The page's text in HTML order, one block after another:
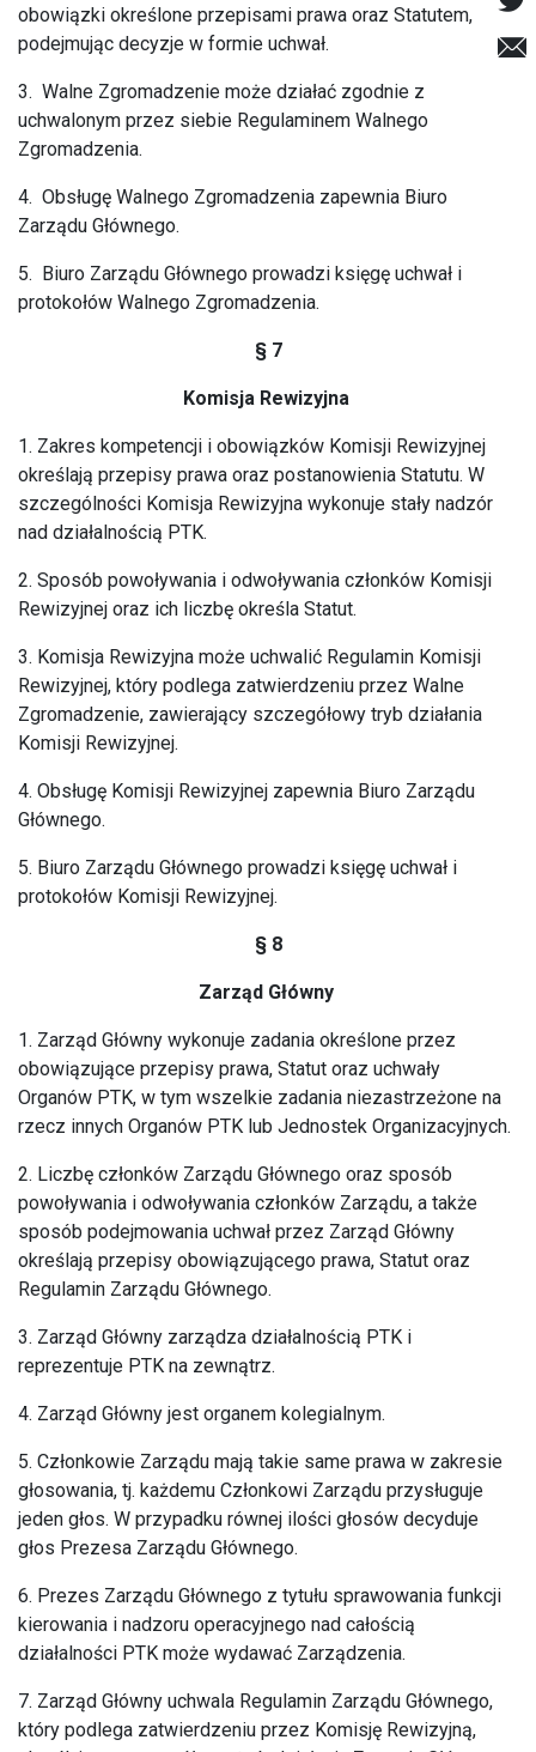
obowiązki określone przepisami prawa oraz Statutem,
podejmując decyzje w formie uchwał.
3. Walne Zgromadzenie może działać zgodnie z
uchwalonym przez siebie Regulaminem Walnego
Zgromadzenia.
4. Obsługę Walnego Zgromadzenia zapewnia Biuro
Zarządu Głównego.
5. Biuro Zarządu Głównego prowadzi księgę uchwał i
protokołów Walnego Zgromadzenia.
§ 7
Komisja Rewizyjna
1. Zakres kompetencji i obowiązków Komisji Rewizyjnej
określają przepisy prawa oraz postanowienia Statutu. W
szczególności Komisja Rewizyjna wykonuje stały nadzór
nad działalnością PTK.
2. Sposób powoływania i odwoływania członków Komisji
Rewizyjnej oraz ich liczbę określa Statut.
3. Komisja Rewizyjna może uchwalić Regulamin Komisji
Rewizyjnej, który podlega zatwierdzeniu przez Walne
Zgromadzenie, zawierający szczegółowy tryb działania
Komisji Rewizyjnej.
4. Obsługę Komisji Rewizyjnej zapewnia Biuro Zarządu
Głównego.
5. Biuro Zarządu Głównego prowadzi księgę uchwał i
protokołów Komisji Rewizyjnej.
§ 8
Zarząd Główny
1. Zarząd Główny wykonuje zadania określone przez
obowiązujące przepisy prawa, Statut oraz uchwały
Organów PTK, w tym wszelkie zadania niezastrzeżone na
rzecz innych Organów PTK lub Jednostek Organizacyjnych.
2. Liczbę członków Zarządu Głównego oraz sposób
powoływania i odwoływania członków Zarządu, a także
sposób podejmowania uchwał przez Zarząd Główny
określają przepisy obowiązującego prawa, Statut oraz
Regulamin Zarządu Głównego.
3. Zarząd Główny zarządza działalnością PTK i
reprezentuje PTK na zewnątrz.
4. Zarząd Główny jest organem kolegialnym.
5. Członkowie Zarządu mają takie same prawa w zakresie
głosowania, tj. każdemu Członkowi Zarządu przysługuje
jeden głos. W przypadku równej ilości głosów decyduje
głos Prezesa Zarządu Głównego.
6. Prezes Zarządu Głównego z tytułu sprawowania funkcji
kierowania i nadzoru operacyjnego nad całością
działalności PTK może wydawać Zarządzenia.
7. Zarząd Główny uchwala Regulamin Zarządu Głównego,
który podlega zatwierdzeniu przez Komisję Rewizyjną,